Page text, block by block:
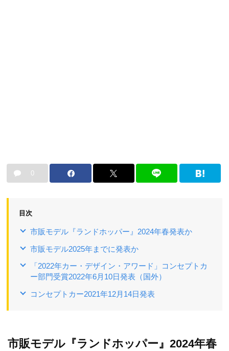
0
目次
市販モデル『ランドホッパー』2024年春発表か
市販モデル2025年までに発表か
「2022年カー・デザイン・アワード」コンセプトカ
ー部門受賞2022年6月10日発表（国外）
コンセプトカー2021年12月14日発表
市販モデル『ランドホッパー』2024年春